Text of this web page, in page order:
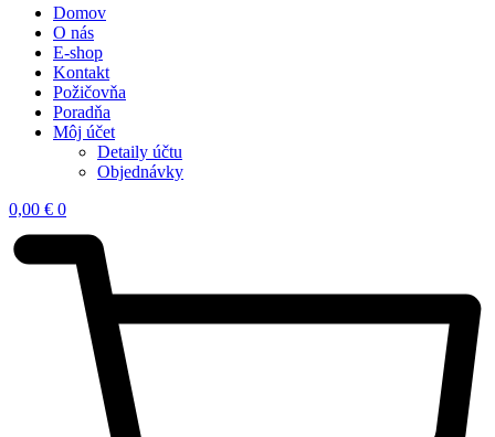
Domov
O nás
E-shop
Kontakt
Požičovňa
Poradňa
Môj účet
Detaily účtu
Objednávky
0,00 € 0